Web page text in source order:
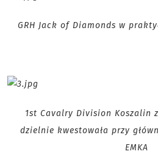
GRH Jack of Diamonds w
1st Cavalry Division Koszalin
dzielnie kwestowała przy
EMKA